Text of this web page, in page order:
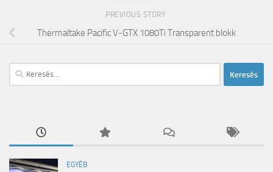
PREVIOUS STORY
Thermaltake Pacific V-GTX 1080Ti Transparent blokk
Keresés:
EGYÉB